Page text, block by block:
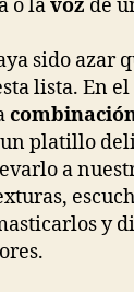
o lavoz de
sido azar
lista. En el
platillo
a
y